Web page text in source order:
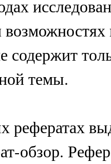
содержит
темы.
рефератах
обзор.